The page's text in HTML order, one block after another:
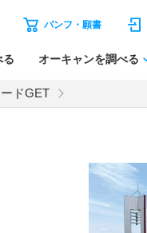
パンフ・願書
る オーキャンを調べる
ドGET